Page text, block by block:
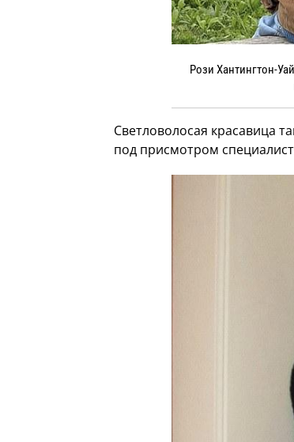
Рози Хантингтон-
Светловолосая красавица
под присмотром